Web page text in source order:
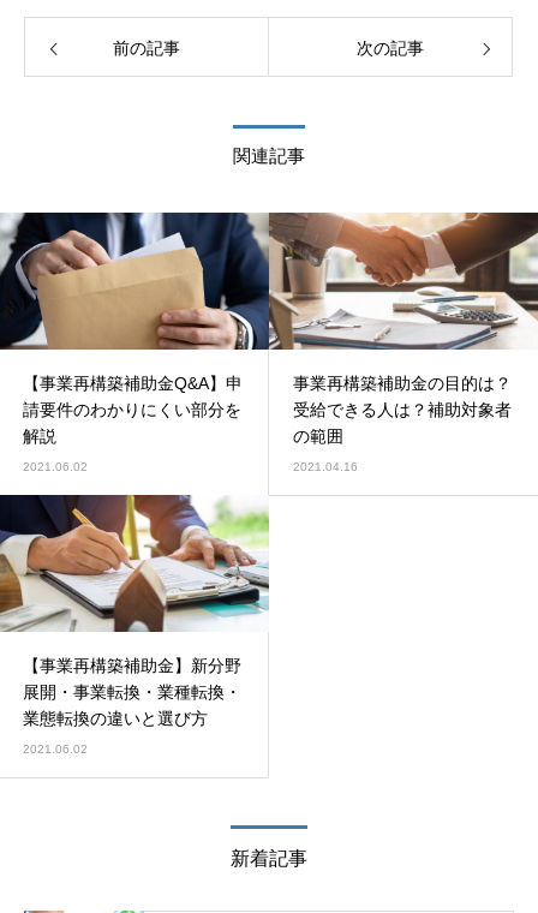
前の記事 次の記事
関連記事
【事業再構築補助金Q&A】申
請要件のわかりにくい部分を
解説
2021.06.02
事業再構築補助金の目的は？
受給できる人は？補助対象者
の範囲
2021.04.16
【事業再構築補助金】新分野
展開・事業転換・業種転換・
業態転換の違いと選び方
2021.06.02
新着記事